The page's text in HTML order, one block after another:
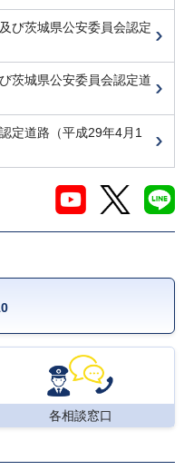
び茨城県公安委員会認定
茨城県公安委員会認定道
定道路（平成29年4月1
各相談窓口